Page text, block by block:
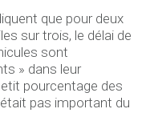
que pour deux
sur trois, le délai de
sont
» dans leur
pourcentage des
pas important du